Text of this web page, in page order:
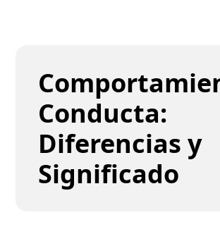
Conducta:
Diferencias y
Significado